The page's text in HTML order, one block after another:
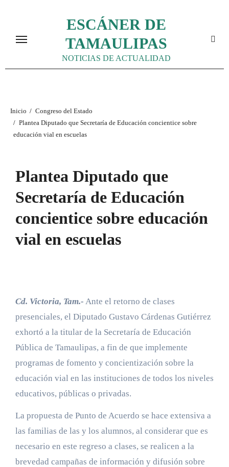
contenido
ESCÁNER DE
TAMAULIPAS
NOTICIAS DE ACTUALIDAD
Inicio
Congreso del Estado
Plantea Diputado que Secretaría de Educación concientice sobre
educación vial en escuelas
Plantea Diputado que
Secretaría de Educación
concientice sobre educación
vial en escuelas
Cd. Victoria, Tam.- Ante el retorno de clases
presenciales, el Diputado Gustavo Cárdenas Gutiérrez
exhortó a la titular de la Secretaría de Educación
Pública de Tamaulipas, a fin de que implemente
programas de fomento y concientización sobre la
educación vial en las instituciones de todos los niveles
educativos, públicas o privadas.
La propuesta de Punto de Acuerdo se hace extensiva a
las familias de las y los alumnos, al considerar que es
necesario en este regreso a clases, se realicen a la
brevedad campañas de información y difusión sobre